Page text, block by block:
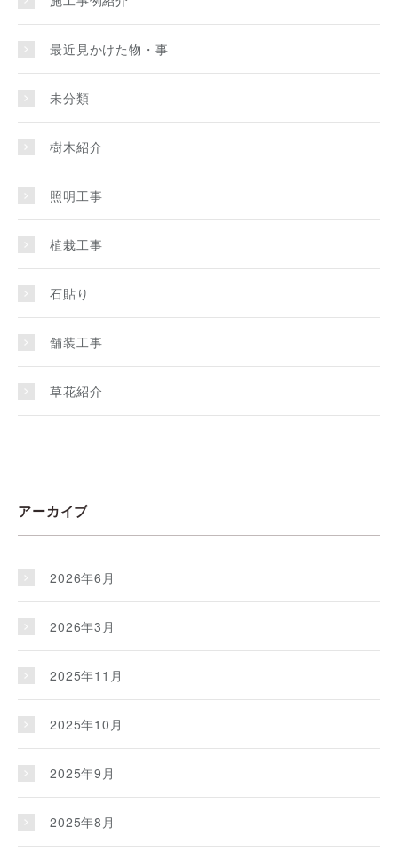
最近見かけた物・事
未分類
樹木紹介
照明工事
植栽工事
石貼り
舗装工事
草花紹介
アーカイブ
2026年6月
2026年3月
2025年11月
2025年10月
2025年9月
2025年8月